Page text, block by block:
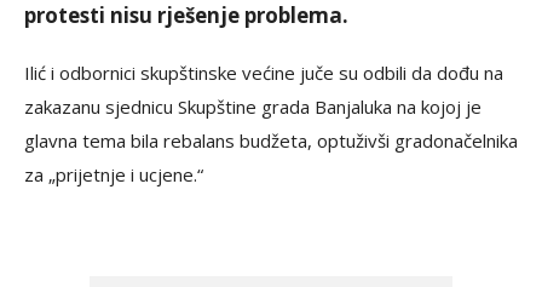
protesti nisu rješenje problema.
Ilić i odbornici skupštinske većine juče su odbili da dođu na
zakazanu sjednicu Skupštine grada Banjaluka na kojoj je
glavna tema bila rebalans budžeta, optuživši gradonačelnika
za „prijetnje i ucjene.“